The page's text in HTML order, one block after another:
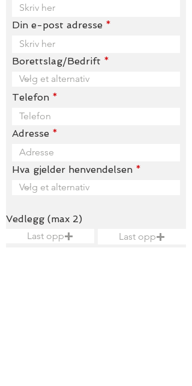
Din e-post adresse
Borettslag/Bedrift
Telefon
Adresse
Hva gjelder henvendelsen
Vedlegg (max 2)
Last opp
Last opp